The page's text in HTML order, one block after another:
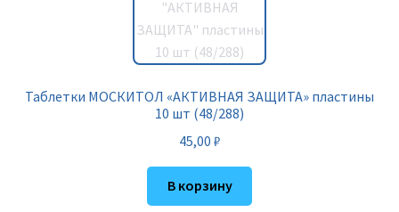
Таблетки МОСКИТОЛ «АКТИВНАЯ ЗАЩИТА» пластины
10 шт (48/288)
45,00 ₽
В корзину